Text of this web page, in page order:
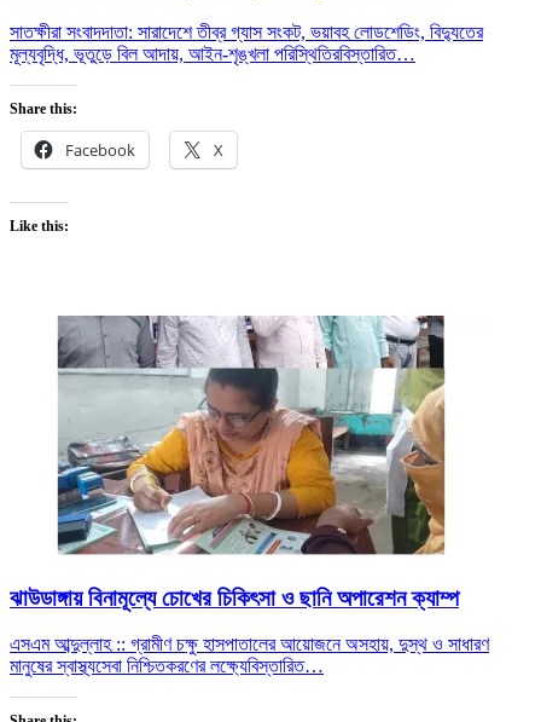
সাতক্ষীরা সংবাদদাতা: সারাদেশে তীব্র গ্যাস সংকট, ভয়াবহ লোডশেডিং, বিদ্যুতের
মূল্যবৃদ্ধি, ভূতুড়ে বিল আদায়, আইন-শৃঙ্খলা পরিস্থিতিরবিস্তারিত…
Share this:
Facebook X
Like this:
ঝাউডাঙ্গায় বিনামূল্যে চোখের চিকিৎসা ও ছানি অপারেশন ক্যাম্প
এসএম আব্দুল্লাহ :: গ্রামীণ চক্ষু হাসপাতালের আয়োজনে অসহায়, দুস্থ ও সাধারণ
মানুষের স্বাস্থ্যসেবা নিশ্চিতকরণের লক্ষ্যেবিস্তারিত…